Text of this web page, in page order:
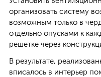
организовать систему
возможным только в
отдельно опусками к
решетке через
В результате,
вписалось в интерьер